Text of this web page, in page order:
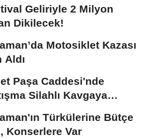
Geliriyle 2 Milyon
Dikilecek!
Motosiklet Kazası
Aldı
Paşa Caddesi'nde
Silahlı Kavgaya
Türkülerine Bütçe
Konserlere Var